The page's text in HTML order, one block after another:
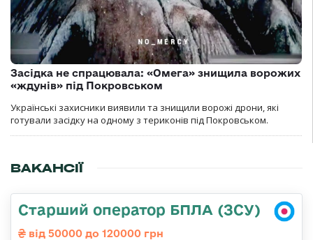
Засідка не спрацювала: «Омега» знищила ворожих
«ждунів» під Покровськом
Українські захисники виявили та знищили ворожі дрони, які
готували засідку на одному з териконів під Покровськом.
ВАКАНСІЇ
Старший оператор БПЛА (ЗСУ)
від 50000 до 120000 грн